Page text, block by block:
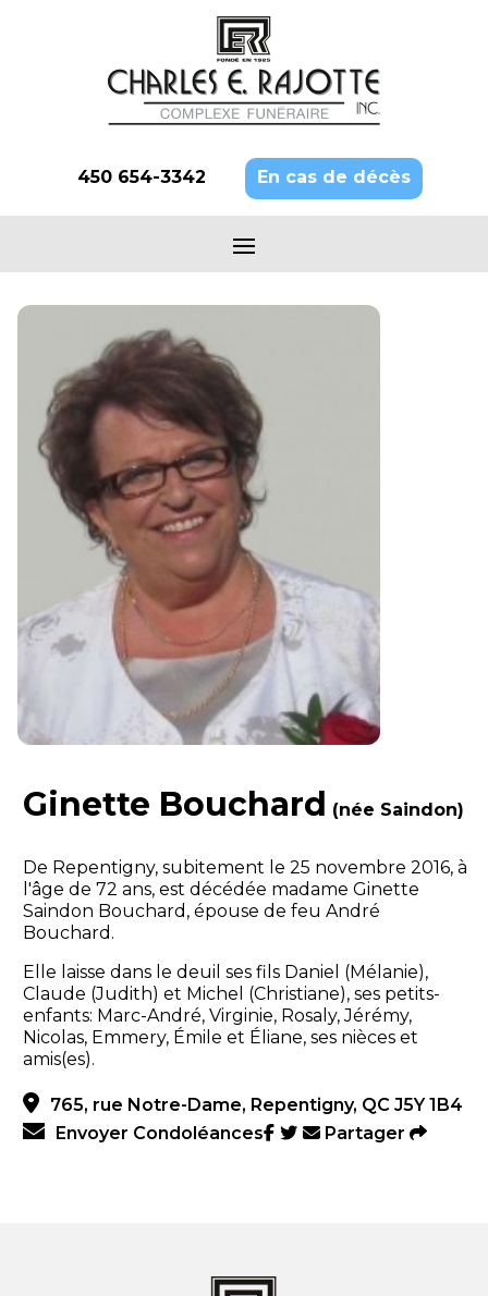
450 654-3342 En cas de décès
Ginette Bouchard (née Saindon)
De Repentigny, subitement le 25 novembre 2016, à
l'âge de 72 ans, est décédée madame Ginette
Saindon Bouchard, épouse de feu André
Bouchard.
Elle laisse dans le deuil ses fils Daniel (Mélanie),
Claude (Judith) et Michel (Christiane), ses petits-
enfants: Marc-André, Virginie, Rosaly, Jérémy,
Nicolas, Emmery, Émile et Éliane, ses nièces et
amis(es).
765, rue Notre-Dame, Repentigny, QC J5Y 1B4
Envoyer Condoléances
Partager